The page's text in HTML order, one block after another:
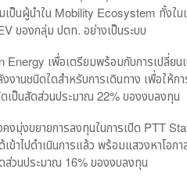
ป็นผู้นำใน Mobility Ecosystem ทั้งใ
ของกลุ่ม ปตท. อย่างเป็นระบบ
Energy เพื่อเตรียมพร้อมกับการเปลี่
งานชนิดใดสำหรับการเดินทาง เพื่อให้
เป็นสัดส่วนประมาณ 22% ของงบลงทุน
มุ่งขยายการลงทุนในการเปิด PTT
ข้าไปดำเนินการแล้ว พร้อมแสวงหาโอ
ส่วนประมาณ 16% ของงบลงทุน